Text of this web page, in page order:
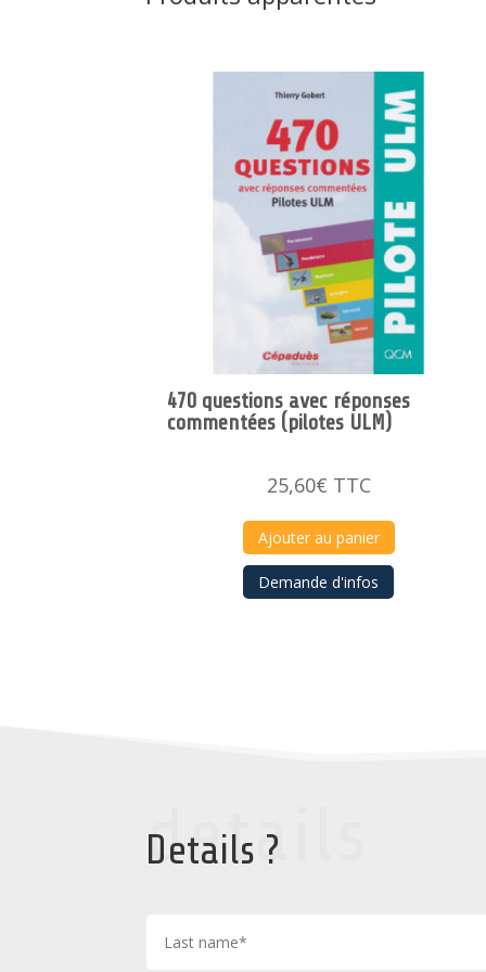
470 questions avec réponses
commentées (pilotes ULM)
25,60€ TTC
Ajouter au panier
Demande d'infos
details
Details ?